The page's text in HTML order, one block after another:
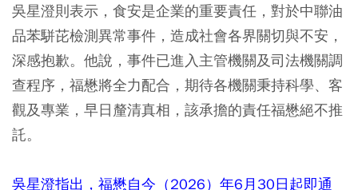
吳星澄則表示，食安是企業的重要責任，對於中聯油
品苯駢芘檢測異常事件，造成社會各界關切與不安，
深感抱歉。他說，事件已進入主管機關及司法機關調
查程序，福懋將全力配合，期待各機關秉持科學、客
觀及專業，早日釐清真相，該承擔的責任福懋絕不推
託。
吳星澄指出，福懋自今（2026）年6月30日起即通